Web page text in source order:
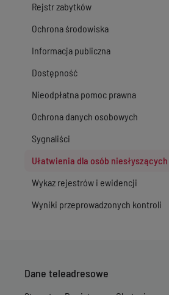
Rejstr zabytków
Ochrona środowiska
Informacja publiczna
Dostępność
Nieodpłatna pomoc prawna
Ochrona danych osobowych
Sygnaliści
Ułatwienia dla osób niesłyszących
Wykaz rejestrów i ewidencji
Wyniki przeprowadzonych kontroli
Dane teleadresowe